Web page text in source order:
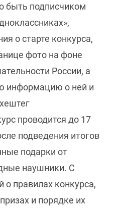
быть подписчиком
о старте конкурса,
фото на фоне
России, а
информацию о ней и
проводится до 17
подведения итогов
подарки от
наушники. С
правилах конкурса,
и порядке их